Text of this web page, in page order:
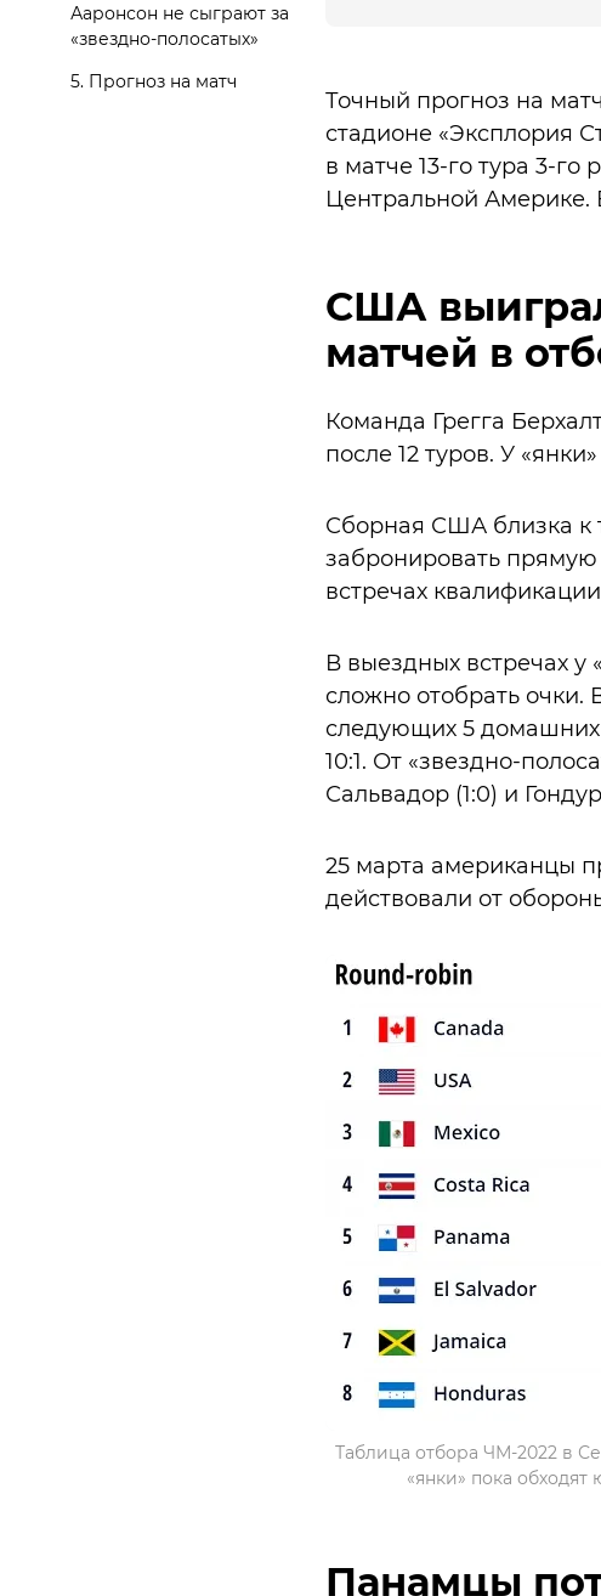
Ааронсон не сыграют за
«звездно-полосатых»
5. Прогноз на матч
Точный прогноз на
стадионе «Эксплория
в матче 13-го тура 3-
Центральной Америке.
США
матчей в
Команда Грегга
после 12 туров. У
Сборная США близка к
забронировать
встречах
В выездных встречах
сложно отобрать очки.
следующих 5 домашних
10:1. От «звездно-
Сальвадор (1:0) и
25 марта американцы
действовали от
Таблица отбора ЧМ-2022 в
«янки» пока
Панамцы